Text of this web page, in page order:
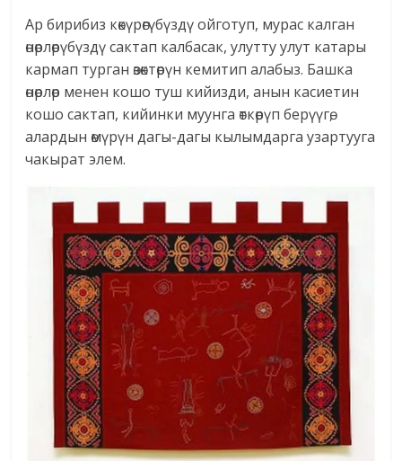
Ар бирибиз көкүрөгүбүздү ойготуп, мурас калган
өнөрлөрүбүздү сактап калбасак, улутту улут катары
кармап турган өзөктөрүн кемитип алабыз. Башка
өнөрлөр менен кошо туш кийизди, анын касиетин
кошо сактап, кийинки муунга өткөрүп берүүгө,
алардын өмүрүн дагы-дагы кылымдарга узартууга
чакырат элем.